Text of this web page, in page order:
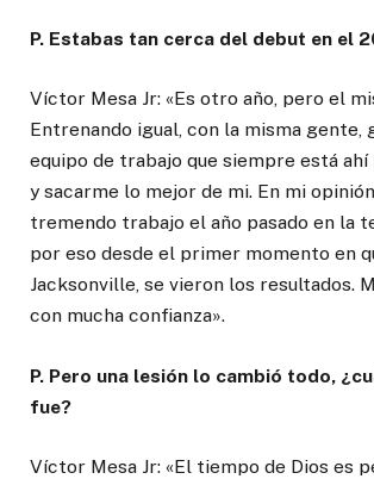
P. Estabas tan cerca del debut en el
Víctor Mesa Jr: «Es otro año, pero el
Entrenando igual, con la misma gente,
equipo de trabajo que siempre está ahí
y sacarme lo mejor de mi. En mi
tremendo trabajo el año pasado en la
por eso desde el primer momento en
Jacksonville, se vieron los resultados.
con mucha confianza».
P. Pero una lesión lo cambió todo,
fue?
Víctor Mesa Jr: «El tiempo de Dios es